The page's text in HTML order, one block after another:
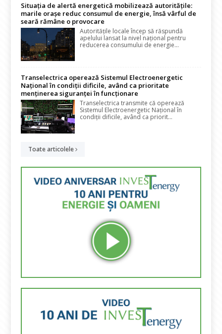
Situația de alertă energetică mobilizează autoritățile:
marile orașe reduc consumul de energie, însă vârful de
seară rămâne o provocare
Autoritățile locale încep să răspundă
apelului lansat la nivel național pentru
reducerea consumului de energie...
Transelectrica operează Sistemul Electroenergetic
Național în condiții dificile, având ca prioritate
menținerea siguranței în funcționare
Transelectrica transmite că operează
Sistemul Electroenergetic Național în
condiții dificile, având ca priorit...
Toate articolele